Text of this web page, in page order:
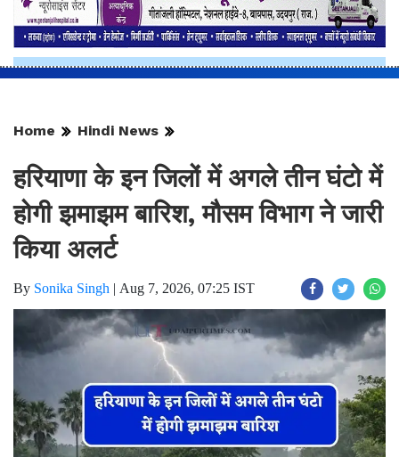
Home Hindi News
हरियाणा के इन जिलों में अगले तीन घंटो में
होगी झमाझम बारिश, मौसम विभाग ने जारी
किया अलर्ट
By Sonika Singh | Aug 7, 2026, 07:25 IST